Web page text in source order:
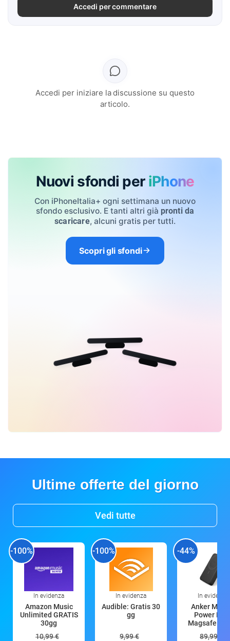
Accedi per commentare
Accedi per iniziare la discussione su questo
articolo.
Nuovi sfondi per iPhone
Con iPhoneItalia+ ogni settimana un nuovo
sfondo esclusivo. E tanti altri già pronti da
scaricare, alcuni gratis per tutti.
Scopri gli sfondi
Ultime offerte del giorno
Vedi tutte
-100%
In evidenza
Amazon Music
Unlimited GRATIS
30gg
10,99 €
-100%
In evidenza
Audible: Gratis 30
gg
9,99 €
-44%
In evidenza
Anker
Power
Magsafe
89,99 €